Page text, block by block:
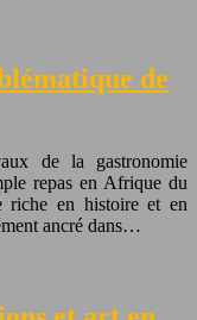
de
de la gastronomie
repas en Afrique du
riche en histoire et en
ancré dans…